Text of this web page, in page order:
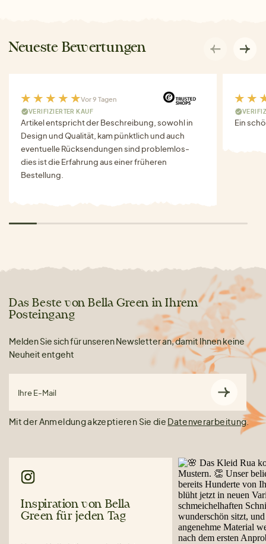
Neueste Bewertungen
Vor 9 Tagen
VERIFIZIERTER KAUF
Artikel entspricht der Beschreibung, sowohl in
Design und Qualität, kam pünktlich und auch
eventuelle Rücksendungen sind problemlos-
dies ist die Erfahrung aus einer früheren
Bestellung.
Ein
Das Beste von Bella Green in Ihrem
Posteingang
Melden Sie sich für unseren Newsletter an, damit Ihnen keine
Neuheit entgeht
Ihre E-Mail
Mit der Anmeldung akzeptieren Sie die Datenverarbeitung.
Inspiration von Bella
Green für jeden Tag